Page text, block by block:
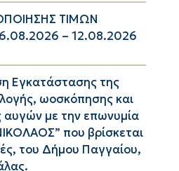
ΤΙΜΩΝ
– 12.08.2026
Εγκατάστασης της
ωοσκόπησης και
αυγών με την επωνυμία
που βρίσκεται
του Δήμου Παγγαίου,